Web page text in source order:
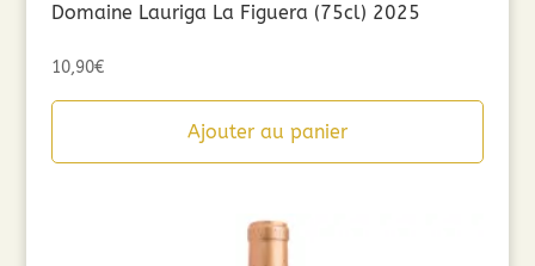
Domaine Lauriga La Figuera (75cl) 2025
10,90€
Ajouter au panier